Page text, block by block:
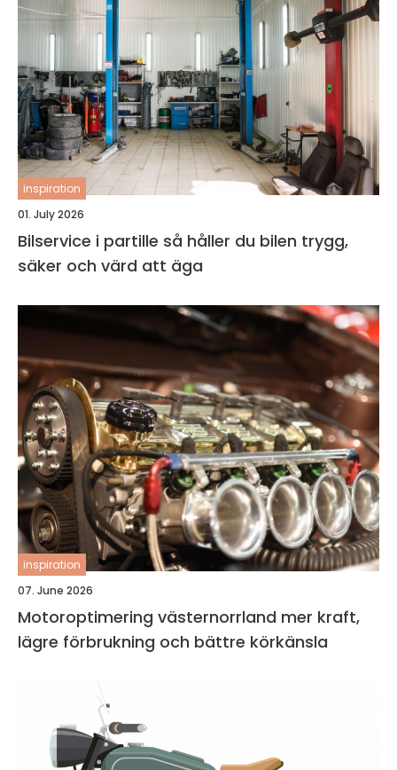
inspiration
01. July 2026
Bilservice i partille så håller du bilen trygg,
säker och värd att äga
inspiration
07. June 2026
Motoroptimering västernorrland mer kraft,
lägre förbrukning och bättre körkänsla